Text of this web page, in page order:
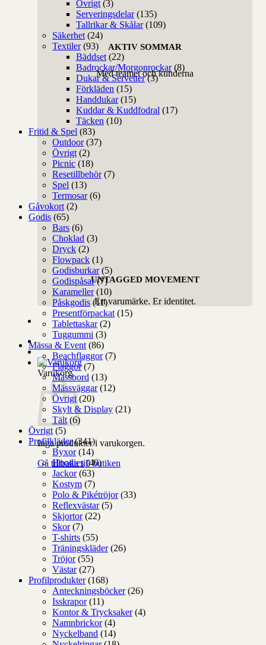
AKTIV SOMMAR
Med teamet och kunderna
UNTAGGED MOVEMENT
Ert varumärke. Er identitet.
Varukorg
Inga produkter i varukorgen.
Gå tillbaka till butiken
Övrigt (3)
Serveringsdelar (135)
Tallrikar & Skålar (109)
Säkerhet (24)
Textiler (93)
Bäddset (22)
Badrockar/Morgonrockar (8)
Dukar & Servetter (3)
Förkläden (15)
Handdukar (15)
Kuddar & Kuddfodral (17)
Täcken (10)
Fritid & Spel (83)
Outdoor (37)
Övrigt (2)
Picnic (18)
Resetillbehör (7)
Spel (13)
Termosar (6)
Gåvokort (2)
Godis (65)
Bars (6)
Choklad (3)
Dryck (2)
Flowpack (1)
Godisburkar (5)
Godispåsar (7)
Karameller (10)
Påskgodis (11)
Presentförpackat (15)
Tablettaskar (2)
Tuggummi (3)
Mässa & Event (86)
Beachflaggor (7)
Flaggor (7)
Mässbord (13)
Mässväggar (12)
Övrigt (20)
Skylt & Display (21)
Tält (6)
Övrigt (5)
Profilkläder (341)
Byxor (14)
Hoodies (40)
Jackor (63)
Kostym (7)
Polo & Pikétröjor (33)
Reflexvästar (5)
Skjortor (22)
Skor (7)
T-shirts (55)
Träningskläder (26)
Tröjor (55)
Västar (27)
Profilprodukter (168)
Anteckningsböcker (26)
Isskrapor (11)
Kontor & Trycksaker (4)
Namnbrickor (4)
Nyckelband (14)